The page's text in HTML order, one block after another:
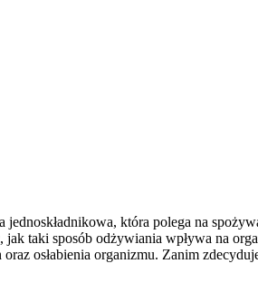
która polega na
taki sposób odżywiania wpływa na
osłabienia organizmu. Zanim